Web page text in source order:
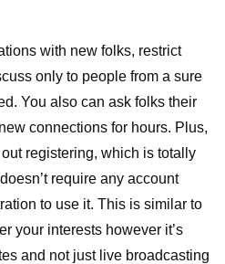
with new folks, restrict
only to people from a sure
You also can ask folks their
connections for hours. Plus,
registering, which is totally
require any account
to use it. This is similar to
your interests however it’s
and not just live broadcasting